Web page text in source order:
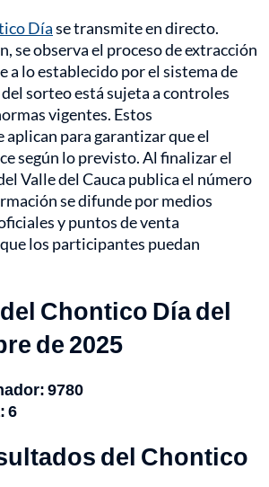
Díase transmite en directo.
se observa el proceso de extracción
a lo establecido por el sistema de
sorteo está sujeta a controles
vigentes. Estos
para garantizar que el
según lo previsto. Al finalizar el
Valle del Cauca publica el número
se difunde por medios
y puntos de venta
los participantes puedan
Chontico Día del
de 2025
9780
6
ultados del Chontico